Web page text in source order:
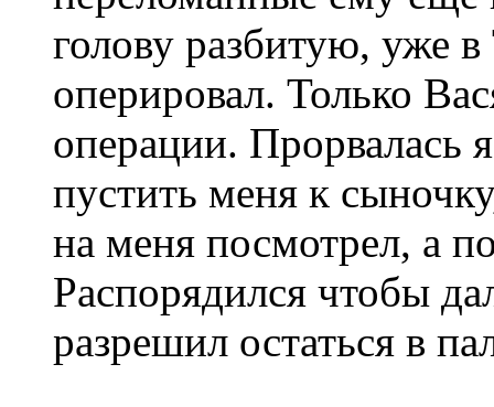
голову разбитую, уже
оперировал. Только
операции. Прорвалась
пустить меня к
на меня посмотрел, а
Распорядился чтобы
разрешил остаться в